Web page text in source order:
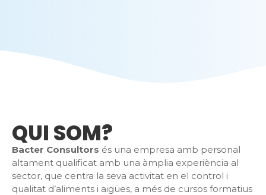
QUI SOM?
Bacter Consultors és una empresa amb personal
altament qualificat amb una àmplia experiència al
sector, que centra la seva activitat en el control i
qualitat d’aliments i aigües, a més de cursos formatius